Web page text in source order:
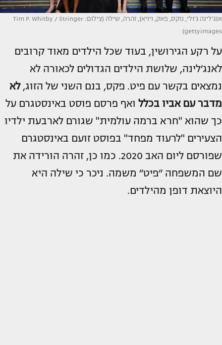
אנג׳לינה ג׳ולי, נוקס, פאק, ויויאן, זהרה, שילה (צילום: Tim P. Whitby / Stringer
gettyimages)
על רקע הגירושין, בעוד שכל הילדים מאוד קרובים
לאנג׳לינה, שלושת הילדים הגדולים לכאורה לא
נמצאים בקשר עם פיט. פקס, בנם השני של הזוג,לא
מדבר עם אביו בכלל ואף פרסם פוסט באינסטגרם על
כך שהוא "חרא ברמה עולמית" שגורם לארבעת ילדיו
הצעירים "לרעוד מפחד" בפוסט זועם באינסטגרם
שפורסם ליום האב 2020. כמו כן, זהרה הורידה את
שם המשפחה ״פיט״ משמה. ניכר כי שילה היא
היוצאת דופן מהילדים.